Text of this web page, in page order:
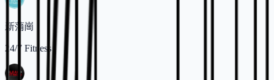
新蒲崗
24/7 Fitness